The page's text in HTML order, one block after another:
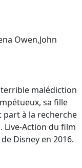
Owen,John
malédiction
sa fille
part à la recherche
Action du film
Disney en 2016.